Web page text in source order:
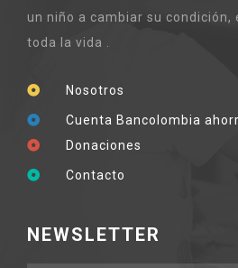
un niño a cambiar su condición,
toda la vida .
Nosotros
Cuenta Bancolombia
Donaciones
Contacto
NEWSLETTER